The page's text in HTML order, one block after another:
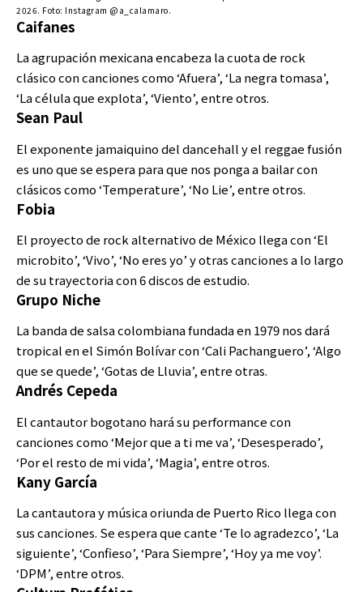
2026. Foto: Instagram @a_calamaro.
Caifanes
La agrupación mexicana encabeza la cuota de rock
clásico con canciones como ‘Afuera’, ‘La negra tomasa’,
‘La célula que explota’, ‘Viento’, entre otros.
Sean Paul
El exponente jamaiquino del dancehall y el reggae fusión
es uno que se espera para que nos ponga a bailar con
clásicos como ‘Temperature’, ‘No Lie’, entre otros.
Fobia
El proyecto de rock alternativo de México llega con ‘El
microbito’, ‘Vivo’, ‘No eres yo’ y otras canciones a lo largo
de su trayectoria con 6 discos de estudio.
Grupo Niche
La banda de salsa colombiana fundada en 1979 nos dará
tropical en el Simón Bolívar con ‘Cali Pachanguero’, ‘Algo
que se quede’, ‘Gotas de Lluvia’, entre otras.
Andrés Cepeda
El cantautor bogotano hará su performance con
canciones como ‘Mejor que a ti me va’, ‘Desesperado’,
‘Por el resto de mi vida’, ‘Magia’, entre otros.
Kany García
La cantautora y música oriunda de Puerto Rico llega con
sus canciones. Se espera que cante ‘Te lo agradezco’, ‘La
siguiente’, ‘Confieso’, ‘Para Siempre’, ‘Hoy ya me voy’.
‘DPM’, entre otros.